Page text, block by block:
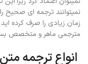
نمیتوانند ترجمه ای صحیح
زمان زیادی را صرف کرده
مترجمی ماهر و متخصص
انواع ترجمه متن